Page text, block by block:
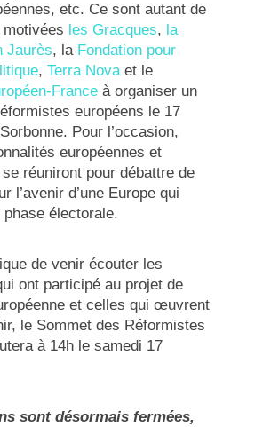
etc. Ce sont autant de
les Gracques, la
Jaurès, la Fondation pour
,Terra Novaet le
France à organiser un
européens le 17
Pour l’occasion,
européennes et
réuniront pour débattre de
l’avenir d’une Europe qui
électorale.
de venir écouter les
ont participé au projet de
et celles qui œuvrent
le Sommet des Réformistes
à 14h le samedi 17
sont désormais fermées,